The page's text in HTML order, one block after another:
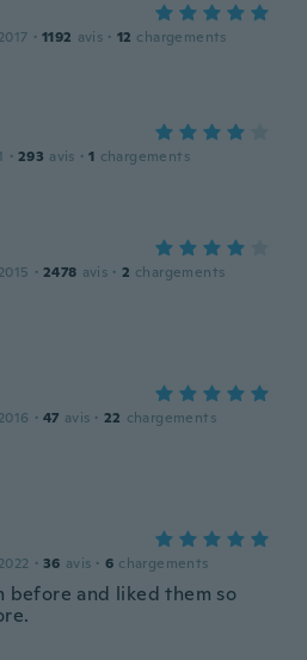
· 1192 avis · 12 chargements
· 293 avis · 1 chargements
· 2478 avis · 2 chargements
· 47 avis · 22 chargements
· 36 avis · 6 chargements
before and liked them so